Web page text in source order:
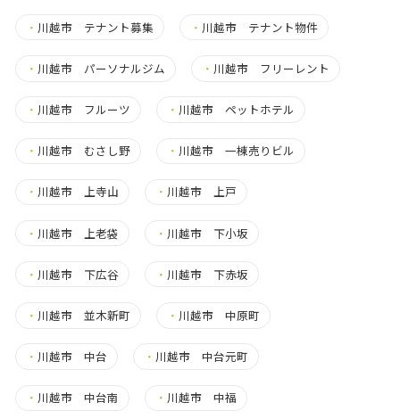
・ 川越市 テナント募集 ・ 川越市 テナント物件
・ 川越市 パーソナルジム ・ 川越市 フリーレント
・ 川越市 フルーツ ・ 川越市 ペットホテル
・ 川越市 むさし野 ・ 川越市 一棟売りビル
・ 川越市 上寺山 ・ 川越市 上戸
・ 川越市 上老袋 ・ 川越市 下小坂
・ 川越市 下広谷 ・ 川越市 下赤坂
・ 川越市 並木新町 ・ 川越市 中原町
・ 川越市 中台 ・ 川越市 中台元町
・ 川越市 中台南 ・ 川越市 中福